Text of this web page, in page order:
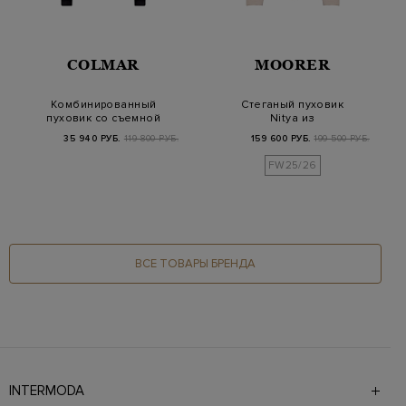
COLMAR
Комбинированный
пуховик со съемной
35 940 РУБ. 119 800 РУБ.
MOORER
Стеганый пуховик
Nitya из
вельвета и не…
159 600 РУБ. 199 500 РУБ.
FW25/26
ВСЕ ТОВАРЫ БРЕНДА
INTERMODA